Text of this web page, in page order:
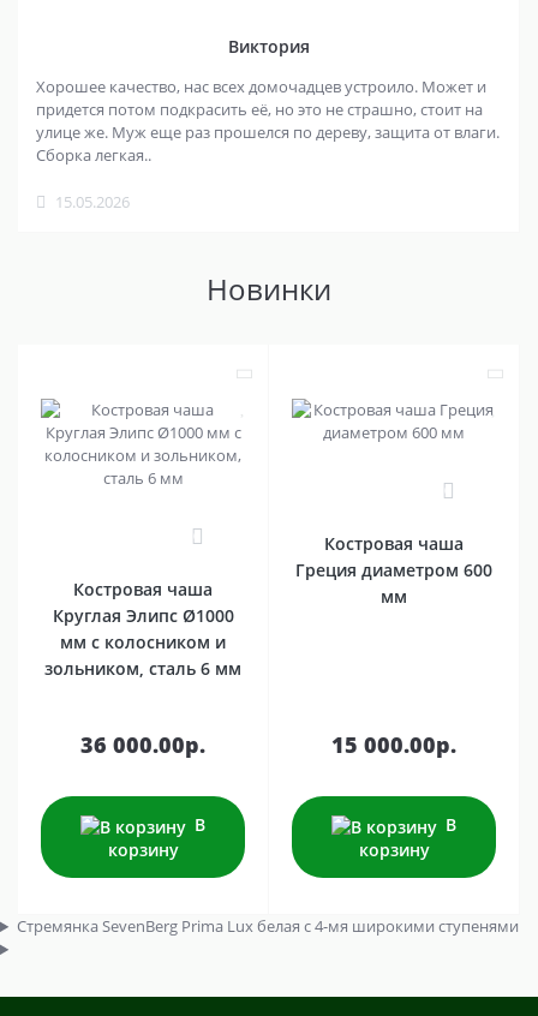
Виктория
Хорошее качество, нас всех домочадцев устроило. Может и
придется потом подкрасить её, но это не страшно, стоит на
улице же. Муж еще раз прошелся по дереву, защита от влаги.
Сборка легкая..
15.05.2026
Новинки
Костровая чаша
Круглая Элипс Ø1000
мм с колосником и
зольником, сталь 6 мм
36 000.00р.
В
корзину
Костровая чаша
Греция диаметром 600
мм
15 000.00р.
В
корзину
Стремянка SevenBerg Prima Lux белая с 4-мя широкими ступенями